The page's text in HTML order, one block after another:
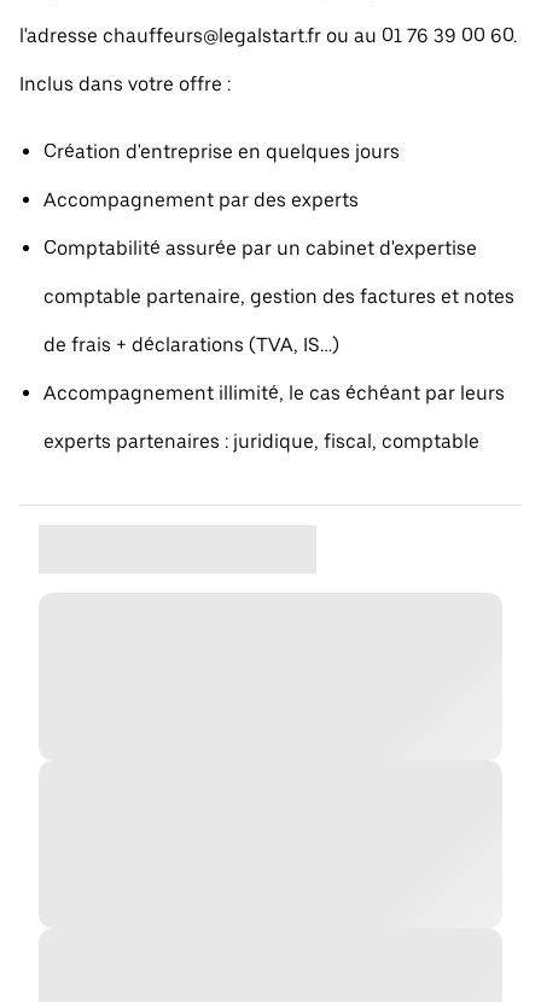
l'adresse chauffeurs@legalstart.fr ou au 01 76 39 00 60.
Inclus dans votre offre :
Création d'entreprise en quelques jours
Accompagnement par des experts
Comptabilité assurée par un cabinet d'expertise
comptable partenaire, gestion des factures et notes
de frais + déclarations (TVA, IS…)
Accompagnement illimité, le cas échéant par leurs
experts partenaires : juridique, fiscal, comptable